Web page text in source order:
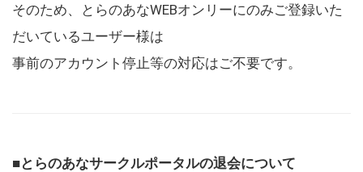
そのため、とらのあなWEBオンリーにのみご登録いた
だいているユーザー様は
事前のアカウント停止等の対応はご不要です。
■とらのあなサークルポータルの退会について